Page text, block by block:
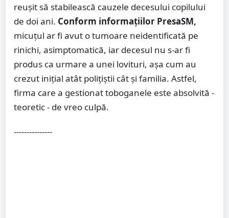
reușit să stabilească cauzele decesului copilului
de doi ani. Conform informațiilor PresaSM,
micuțul ar fi avut o tumoare neidentificată pe
rinichi, asimptomatică, iar decesul nu s-ar fi
produs ca urmare a unei lovituri, așa cum au
crezut inițial atât polițiștii cât și familia. Astfel,
firma care a gestionat toboganele este absolvită -
teoretic - de vreo culpă.
---------------